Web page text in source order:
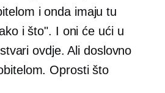
i onda imaju tu
i što". I oni će ući u
ovdje. Ali doslovno
Oprosti što